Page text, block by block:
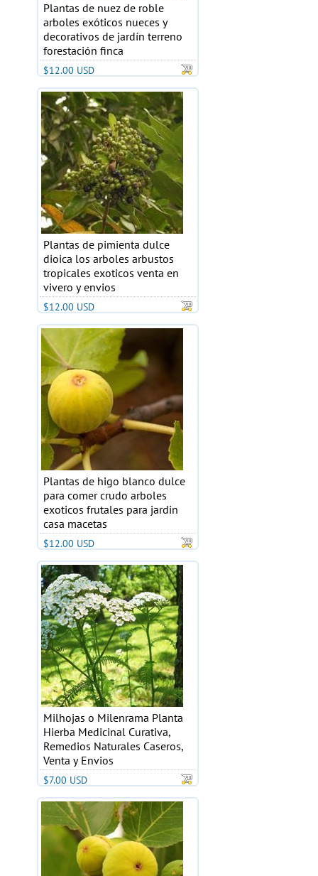
Plantas de nuez de roble
arboles exóticos nueces y
decorativos de jardín terreno
forestación finca
$12.00 USD
Plantas de pimienta dulce
dioica los arboles arbustos
tropicales exoticos venta en
vivero y envios
$12.00 USD
Plantas de higo blanco dulce
para comer crudo arboles
exoticos frutales para jardin
casa macetas
$12.00 USD
Milhojas o Milenrama Planta
Hierba Medicinal Curativa,
Remedios Naturales Caseros,
Venta y Envios
$7.00 USD